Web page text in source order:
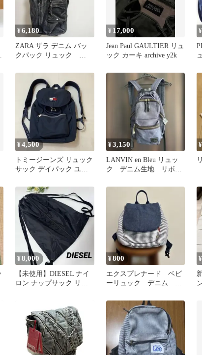
¥6,180
ZARA ザラ デニム バッ
クパック リュック
¥ 17,000
Jean Paul GAULTIER リュ
ック カーキ archive y2k
¥
¥4,500
トミージーンズ リュック
サック デイパック ユニ
¥3,150
LANVIN en Bleu リュッ
ク デニム生地 リボン
¥
¥8,000
【未使用】DIESEL ナイ
ロン ナップサック リュ
¥800
エクスプレナード ベビ
ーリュック デニム ス
発送
¥